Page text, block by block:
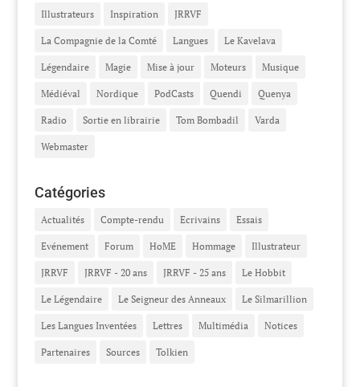
Illustrateurs Inspiration JRRVF
La Compagnie de la Comté Langues Le Kavelava
Légendaire Magie Mise à jour Moteurs Musique
Médiéval Nordique PodCasts Quendi Quenya
Radio Sortie en librairie Tom Bombadil Varda
Webmaster
Catégories
Actualités Compte-rendu Ecrivains Essais
Evénement Forum HoME Hommage Illustrateur
JRRVF JRRVF - 20 ans JRRVF - 25 ans Le Hobbit
Le Légendaire Le Seigneur des Anneaux Le Silmarillion
Les Langues Inventées Lettres Multimédia Notices
Partenaires Sources Tolkien